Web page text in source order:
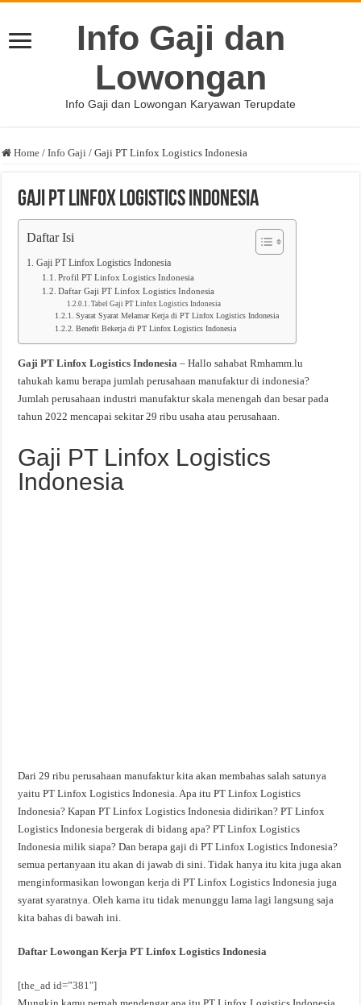
Info Gaji dan
Lowongan
Info Gaji dan Lowongan Karyawan Terupdate
Home / Info Gaji / Gaji PT Linfox Logistics Indonesia
Gaji PT Linfox Logistics Indonesia
Daftar Isi
Gaji PT Linfox Logistics Indonesia
Profil PT Linfox Logistics Indonesia
Daftar Gaji PT Linfox Logistics Indonesia
Tabel Gaji PT Linfox Logistics Indonesia
Syarat Syarat Melamar Kerja di PT Linfox Logistics Indonesia
Benefit Bekerja di PT Linfox Logistics Indonesia
Gaji PT Linfox Logistics Indonesia – Hallo sahabat Rmhamm.lu
tahukah kamu berapa jumlah perusahaan manufaktur di indonesia?
Jumlah perusahaan industri manufaktur skala menengah dan besar pada
tahun 2022 mencapai sekitar 29 ribu usaha atau perusahaan.
Gaji PT Linfox Logistics
Indonesia
Dari 29 ribu perusahaan manufaktur kita akan membahas salah satunya
yaitu PT Linfox Logistics Indonesia. Apa itu PT Linfox Logistics
Indonesia? Kapan PT Linfox Logistics Indonesia didirikan? PT Linfox
Logistics Indonesia bergerak di bidang apa? PT Linfox Logistics
Indonesia milik siapa? Dan berapa gaji di PT Linfox Logistics Indonesia?
semua pertanyaan itu akan di jawab di sini. Tidak hanya itu kita juga akan
menginformasikan lowongan kerja di PT Linfox Logistics Indonesia juga
syarat syaratnya. Oleh karna itu tidak menunggu lama lagi langsung saja
kita bahas di bawah ini.
Daftar Lowongan Kerja PT Linfox Logistics Indonesia
[the_ad id=”381″]